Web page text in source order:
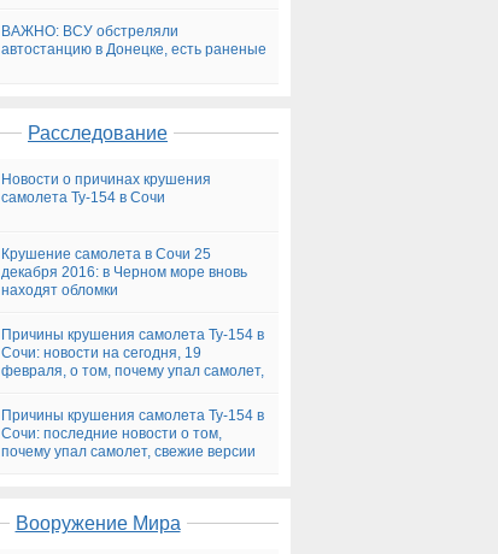
ВАЖНО: ВСУ обстреляли
автостанцию в Донецке, есть раненые
Расследование
Новости о причинах крушения
самолета Ту-154 в Сочи
Крушение самолета в Сочи 25
декабря 2016: в Черном море вновь
находят обломки
Причины крушения самолета Ту-154 в
Сочи: новости на сегодня, 19
февраля, о том, почему упал самолет,
Причины крушения самолета Ту-154 в
Сочи: последние новости о том,
почему упал самолет, свежие версии
Вооружение Мира